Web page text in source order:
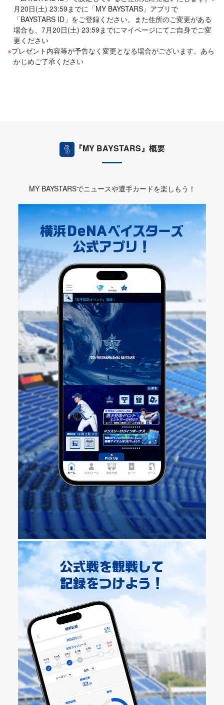
月20日(土) 23:59までに「MY BAYSTARS」アプリで
「BAYSTARS ID」をご登録ください。また住所のご変更がある
場合も、7月20日(土) 23:59までにマイページにてご自身でご変
更ください
プレゼント内容等が予告なく変更となる場合がございます。あら
かじめご了承ください
『MY BAYSTARS』概要
MY BAYSTARSでニュースや選手カードを楽しもう！